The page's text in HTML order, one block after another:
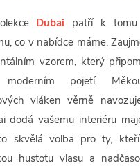
Dubai patří k tomu
co v nabídce máme.
vzorem, který
pojetí.
vláken věrně
dodá vašemu interiéru
skvělá volba pro ty,
hustotu vlasu a